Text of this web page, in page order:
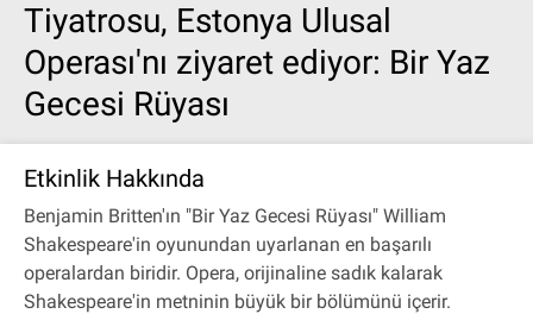
Tiyatrosu, Estonya Ulusal
Operası'nı ziyaret ediyor: Bir Yaz
Gecesi Rüyası
Etkinlik Hakkında
Benjamin Britten'ın "Bir Yaz Gecesi Rüyası" William
Shakespeare'in oyunundan uyarlanan en başarılı
operalardan biridir. Opera, orijinaline sadık kalarak
Shakespeare'in metninin büyük bir bölümünü içerir.